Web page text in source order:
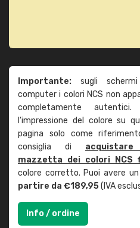
Importante: sugli
computer i colori NCS non
completamente autentici.
l'impressione del colore su
pagina solo come
consiglia di
mazzetta dei colori NCS
colore corretto. Puoi avere
partire da €189,95(IVA
Info / ordine